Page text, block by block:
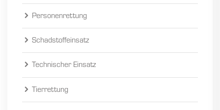
Personenrettung
Schadstoffeinsatz
Technischer Einsatz
Tierrettung